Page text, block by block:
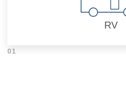
RV
01